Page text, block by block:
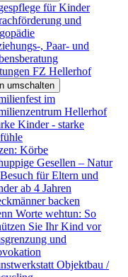
für Kinder
und
, Paar- und
FZ Hellerhof
umschalten
im
Hellerhof
Kinder - starke
Körbe
Gesellen – Natur
für Eltern und
ab 4 Jahren
backen
Worte wehtun: So
Sie Ihr Kind vor
und
Objektbau /